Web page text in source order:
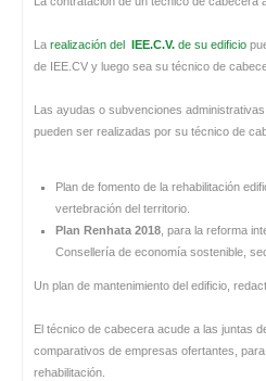
La realización del IEE.C.V. de su edificio
de IEE.CV y luego sea su técnico de
Las ayudas o subvenciones
pueden ser realizadas por su técnico de
Plan de fomento de la rehabilitación
vertebración del territorio.
Plan Renhata 2018, para la reforma
Consellería de economía sostenible,
Un plan de mantenimiento del edificio,
El técnico de cabecera acude a las juntas
comparativos de empresas ofertantes,
rehabilitación.